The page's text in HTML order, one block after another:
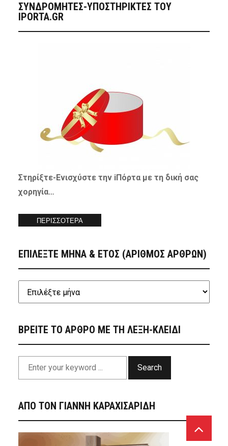
ΣΥΝΔΡΟΜΗΤΈΣ-ΥΠΟΣΤΗΡΙΚΤΈΣ ΤΟΥ
IPORTA.GR
Στηρίξτε-Ενισχύστετην iΠόρτα με τη δική σας
χορηγία…
ΠΕΡΙΣΣΟΤΕΡΑ
ΕΠΙΛΕΞΤΕ ΜΗΝΑ & ΕΤΟΣ (ΑΡΙΘΜΟΣ ΑΡΘΡΩΝ)
ΒΡΕΙΤΕ ΤΟ ΑΡΘΡΟ ΜΕ ΤΗ ΛΕΞΗ-ΚΛΕΙΔΙ
Search
ΑΠΟ ΤΟΝ ΓΙΑΝΝΗ ΚΑΡΑΧΙΣΑΡΙΔΗ